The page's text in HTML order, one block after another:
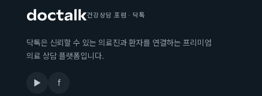
건강상담 포럼 · 닥톡
닥톡은 신뢰할 수 있는 의료진과 환자를 연결하는 프리미엄
의료 상담 플랫폼입니다.
▶ f